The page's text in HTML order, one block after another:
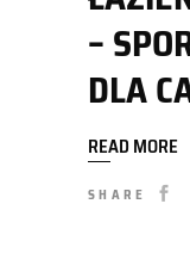
–
DLA
READ MORE
SHARE